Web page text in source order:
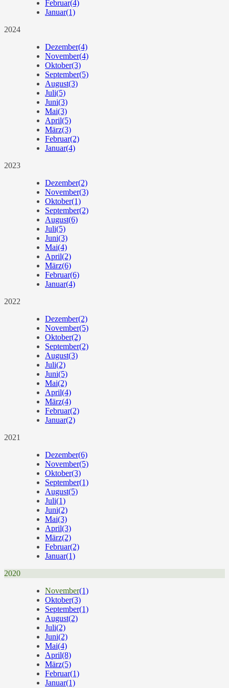
Februar(4)
Januar(1)
2024
Dezember(4)
November(4)
Oktober(3)
September(5)
August(3)
Juli(5)
Juni(3)
Mai(3)
April(5)
März(3)
Februar(2)
Januar(4)
2023
Dezember(2)
November(3)
Oktober(1)
September(2)
August(6)
Juli(5)
Juni(3)
Mai(4)
April(2)
März(6)
Februar(6)
Januar(4)
2022
Dezember(2)
November(5)
Oktober(2)
September(2)
August(3)
Juli(2)
Juni(5)
Mai(2)
April(4)
März(4)
Februar(2)
Januar(2)
2021
Dezember(6)
November(5)
Oktober(3)
September(1)
August(5)
Juli(1)
Juni(2)
Mai(3)
April(3)
März(2)
Februar(2)
Januar(1)
2020
November(1)
Oktober(3)
September(1)
August(2)
Juli(2)
Juni(2)
Mai(4)
April(8)
März(5)
Februar(1)
Januar(1)